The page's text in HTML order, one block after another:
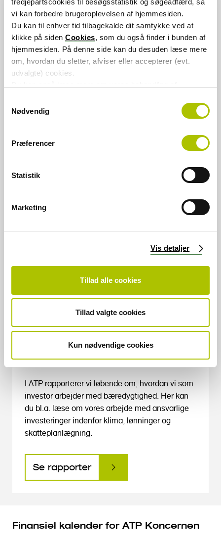
tredjepartscookies til besøgsstatistik og søgeadfærd, så
vi kan forbedre brugeroplevelsen af hjemmesiden.
Du kan til enhver tid tilbagekalde dit samtykke ved at
klikke på siden Cookies, som du også finder i bunden af
hjemmesiden. På denne side kan du desuden læse mere
om, hvordan du sletter, afviser eller accepterer (evt.
udvalgte) cookies.
g
Nødvendig
Præferencer
Statistik
Marketing
Vis detaljer
Tillad alle cookies
Tillad valgte cookies
Kun nødvendige cookies
økonomiske udvikling for det enkelte område
eller selskab.
Se rapporter
Rapporter og
publikationer om
bæredygtighed
I ATP rapporterer vi løbende om, hvordan vi som
investor arbejder med bæredygtighed. Her kan
du bl.a. læse om vores arbejde med ansvarlige
investeringer indenfor klima, lønninger og
skatteplanlægning.
Se rapporter
Finansiel kalender for ATP Koncernen